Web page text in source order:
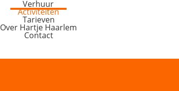
Verhuur
Activiteiten
Tarieven
Over Hartje Haarlem
Contact